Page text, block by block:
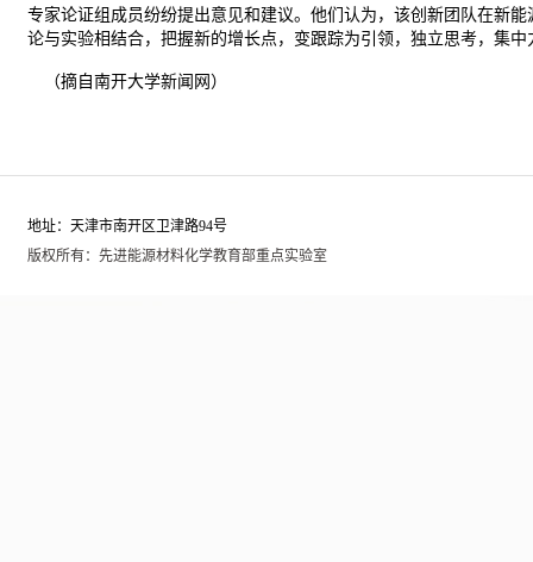
专家论证组成员纷纷提出意见和建议。他们认为，该创新团队在新
论与实验相结合，把握新的增长点，变跟踪为引领，独立思考，集
（摘自南开大学新闻网）
地址：天津市南开区卫津路94号
版权所有：先进能源材料化学教育部重点实验室